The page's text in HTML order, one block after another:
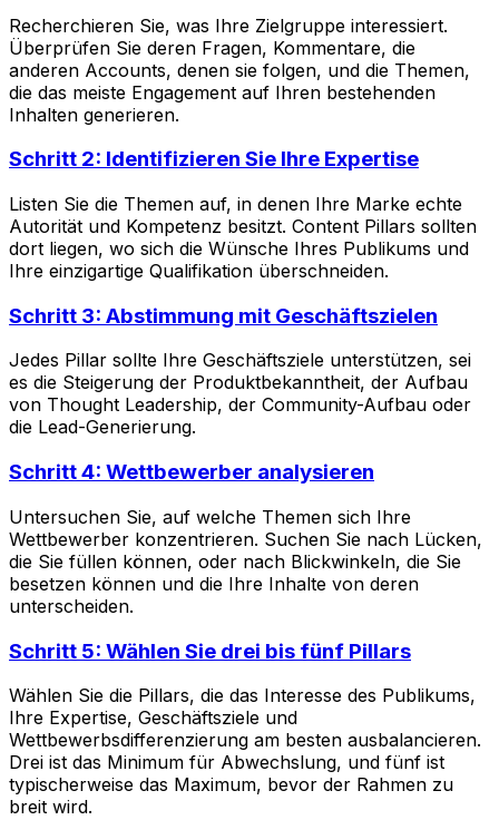
Recherchieren Sie, was Ihre Zielgruppe interessiert.
Überprüfen Sie deren Fragen, Kommentare, die
anderen Accounts, denen sie folgen, und die Themen,
die das meiste Engagement auf Ihren bestehenden
Inhalten generieren.
Schritt 2: Identifizieren Sie Ihre Expertise
Listen Sie die Themen auf, in denen Ihre Marke echte
Autorität und Kompetenz besitzt. Content Pillars sollten
dort liegen, wo sich die Wünsche Ihres Publikums und
Ihre einzigartige Qualifikation überschneiden.
Schritt 3: Abstimmung mit Geschäftszielen
Jedes Pillar sollte Ihre Geschäftsziele unterstützen, sei
es die Steigerung der Produktbekanntheit, der Aufbau
von Thought Leadership, der Community-Aufbau oder
die Lead-Generierung.
Schritt 4: Wettbewerber analysieren
Untersuchen Sie, auf welche Themen sich Ihre
Wettbewerber konzentrieren. Suchen Sie nach Lücken,
die Sie füllen können, oder nach Blickwinkeln, die Sie
besetzen können und die Ihre Inhalte von deren
unterscheiden.
Schritt 5: Wählen Sie drei bis fünf Pillars
Wählen Sie die Pillars, die das Interesse des Publikums,
Ihre Expertise, Geschäftsziele und
Wettbewerbsdifferenzierung am besten ausbalancieren.
Drei ist das Minimum für Abwechslung, und fünf ist
typischerweise das Maximum, bevor der Rahmen zu
breit wird.